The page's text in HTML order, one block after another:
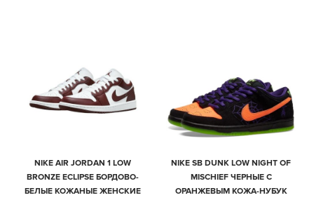
NIKE AIR JORDAN 1 LOW
BRONZE ECLIPSE БОРДОВО-
БЕЛЫЕ КОЖАНЫЕ ЖЕНСКИЕ
NIKE SB DUNK LOW NIGHT OF
MISCHIEF ЧЕРНЫЕ С
ОРАНЖЕВЫМ КОЖА-НУБУК